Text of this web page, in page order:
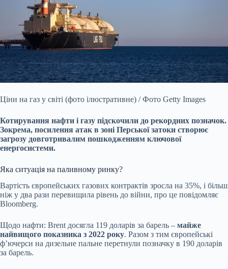
Ціни на газ у світі (фото ілюстративне) / Фото Getty Images
Котирування нафти і газу підскочили до рекордних позначок.
Зокрема, посилення атак в зоні Перської затоки створює
загрозу довготривалим пошкодженням ключової
енергосистеми.
Яка ситуація на паливному ринку?
Вартість європейських газових контрактів зросла на 35%, і більш
ніж у два рази перевищила рівень до війни, про це повідомляє
Bloomberg.
Щодо нафти: Brent досягла 119 доларів за барель – майже
найвищого показника з 2022 року. Разом з тим європейські
ф’ючерси на дизельне пальне перетнули позначку в 190 доларів
за барель.